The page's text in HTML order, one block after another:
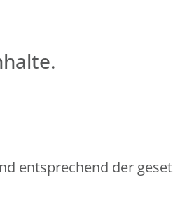
entsprechend der